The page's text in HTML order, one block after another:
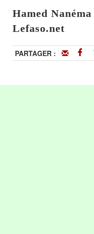
Hamed Nanéma
Lefaso.net
PARTAGER :